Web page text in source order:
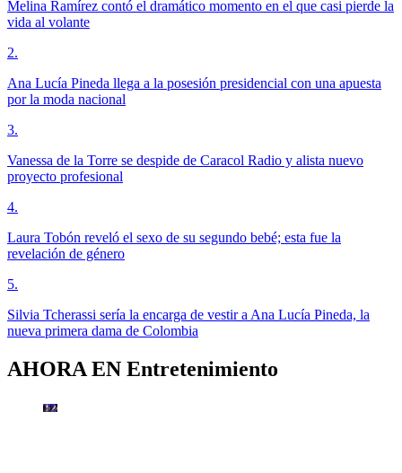
Melina Ramírez contó el dramático momento en el que casi pierde la
vida al volante
2.
Ana Lucía Pineda llega a la posesión presidencial con una apuesta
por la moda nacional
3.
Vanessa de la Torre se despide de Caracol Radio y alista nuevo
proyecto profesional
4.
Laura Tobón reveló el sexo de su segundo bebé; esta fue la
revelación de género
5.
Silvia Tcherassi sería la encarga de vestir a Ana Lucía Pineda, la
nueva primera dama de Colombia
AHORA EN Entretenimiento